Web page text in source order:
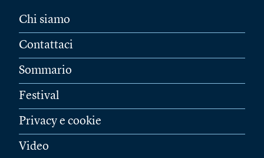
Chi siamo
Contattaci
Sommario
Festival
Privacy e cookie
Video